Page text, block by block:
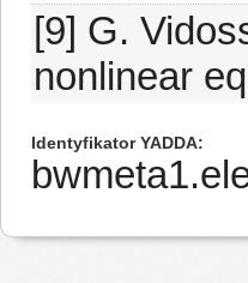
[9] G.
nonlinear
Identyfikator YADDA